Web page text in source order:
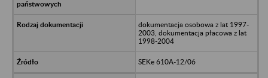
dokumentacja osobowa z lat 1997-
2003, dokumentacja płacowa z lat
1998-2004
SEKe 610A-12/06